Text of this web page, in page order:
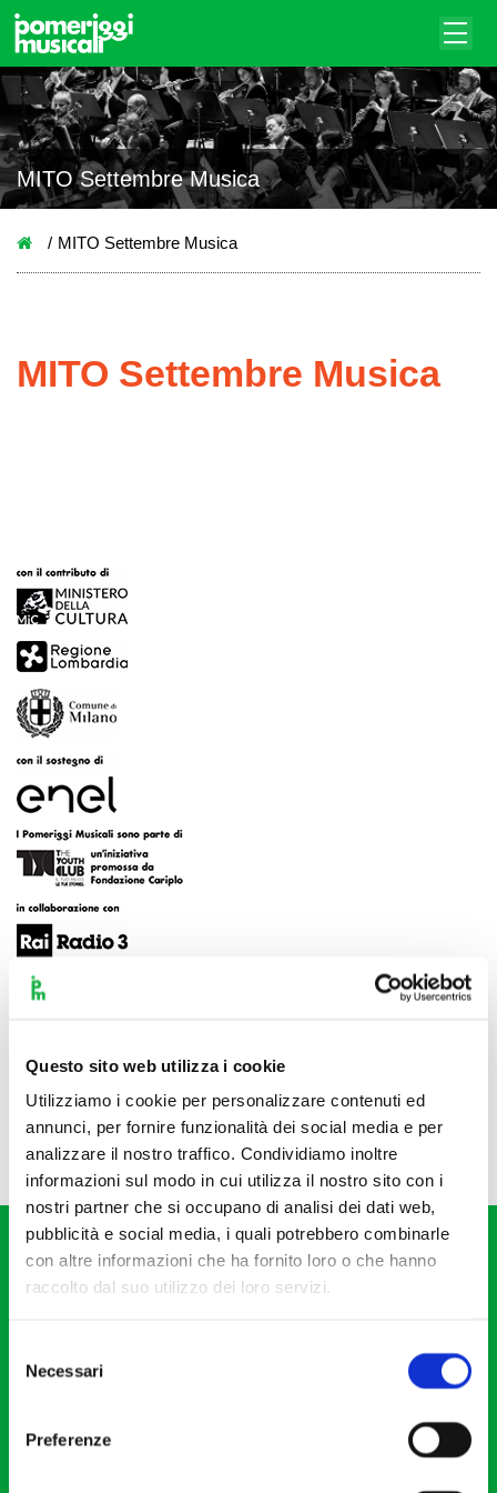
Questo sito web utilizza i cookie
Utilizziamo i cookie per personalizzare contenuti ed
annunci, per fornire funzionalità dei social media e per
analizzare il nostro traffico. Condividiamo inoltre
informazioni sul modo in cui utilizza il nostro sito con i
nostri partner che si occupano di analisi dei dati web,
pubblicità e social media, i quali potrebbero combinarle
con altre informazioni che ha fornito loro o che hanno
raccolto dal suo utilizzo dei loro servizi.
delNecessari
Preferenze
MITO Settembre Musica
MITO Settembre Musica
MITO Settembre Musica
Fondazione I Pomeriggi Musicali
Partita Iva 04410060158